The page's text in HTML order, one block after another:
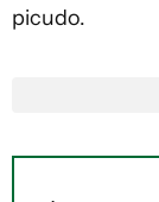
picudo.